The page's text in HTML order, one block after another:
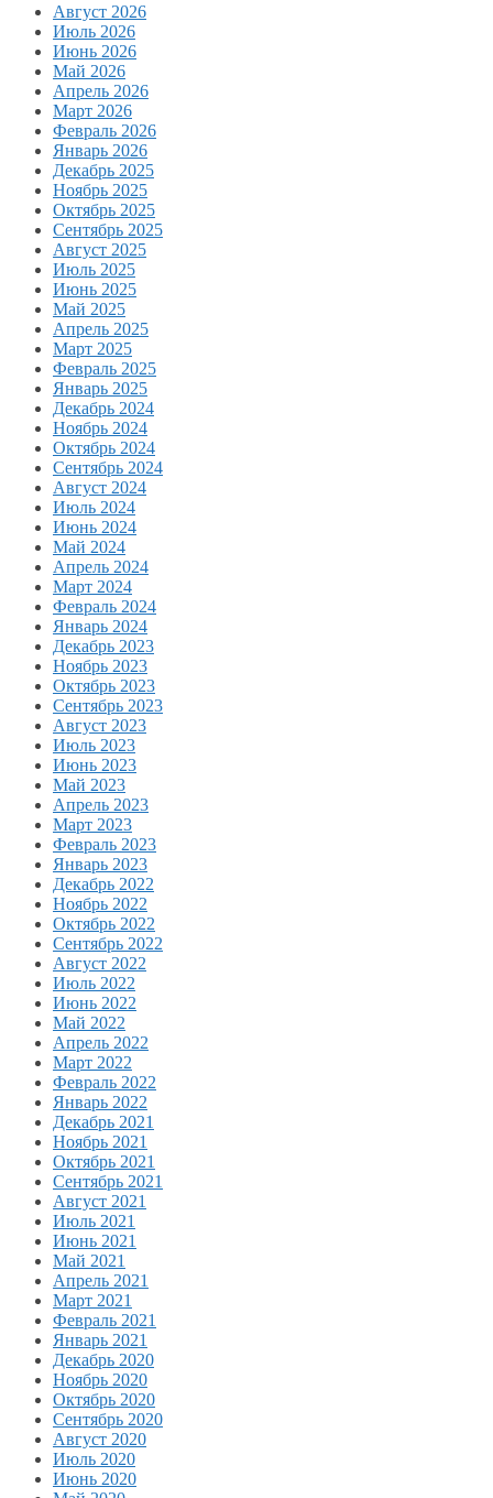
Август 2026
Июль 2026
Июнь 2026
Май 2026
Апрель 2026
Март 2026
Февраль 2026
Январь 2026
Декабрь 2025
Ноябрь 2025
Октябрь 2025
Сентябрь 2025
Август 2025
Июль 2025
Июнь 2025
Май 2025
Апрель 2025
Март 2025
Февраль 2025
Январь 2025
Декабрь 2024
Ноябрь 2024
Октябрь 2024
Сентябрь 2024
Август 2024
Июль 2024
Июнь 2024
Май 2024
Апрель 2024
Март 2024
Февраль 2024
Январь 2024
Декабрь 2023
Ноябрь 2023
Октябрь 2023
Сентябрь 2023
Август 2023
Июль 2023
Июнь 2023
Май 2023
Апрель 2023
Март 2023
Февраль 2023
Январь 2023
Декабрь 2022
Ноябрь 2022
Октябрь 2022
Сентябрь 2022
Август 2022
Июль 2022
Июнь 2022
Май 2022
Апрель 2022
Март 2022
Февраль 2022
Январь 2022
Декабрь 2021
Ноябрь 2021
Октябрь 2021
Сентябрь 2021
Август 2021
Июль 2021
Июнь 2021
Май 2021
Апрель 2021
Март 2021
Февраль 2021
Январь 2021
Декабрь 2020
Ноябрь 2020
Октябрь 2020
Сентябрь 2020
Август 2020
Июль 2020
Июнь 2020